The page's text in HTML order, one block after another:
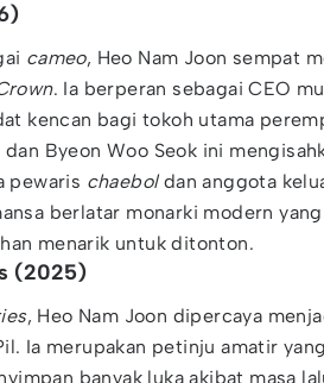
cameo, Heo Nam Joon sempat
. Ia berperan sebagai CEO
kencan bagi tokoh utama
Byeon Woo Seok ini
pewaris chaeboldan anggota
berlatar monarki modern
menarik untuk ditonton.
(2025)
, Heo Nam Joon dipercaya
Ia merupakan petinju amatir
banyak luka akibat masa